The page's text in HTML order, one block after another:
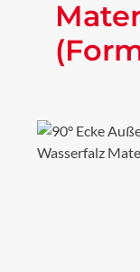
Bildergalerie